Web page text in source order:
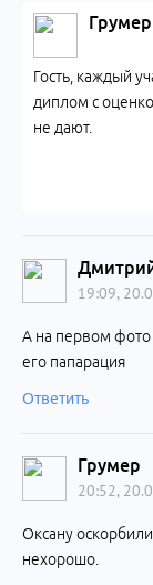
Грумер
Гость, каждый
диплом с
не дают.
19:09,
А на первом фото
его папарация
Ответить
Грумер
20:52,
Оксану
нехорошо.